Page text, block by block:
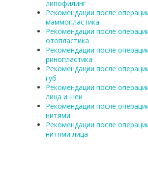
липофилинг
Рекомендации после
маммопластика
Рекомендации после
отопластика
Рекомендации после
ринопластика
Рекомендации после
губ
Рекомендации после
лица и шеи
Рекомендации после
нитями
Рекомендации после
нитями лица